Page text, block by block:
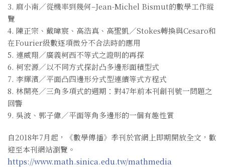
3. 麻小南／從機率到幾何–Jean-Michel Bismut的數學工作縱
覽
4. 陳正宗、戴暐宸、高浩真、高聖凱／Stokes轉換與Cesaro和
在Fourier級數逐項微分不合法時的應用
5. 連威翔／廣義柯西不等式之證明的再探
6. 柯宏源／以不同方式探討凸多邊形面積型式
7. 李輝濱／平面凸四邊形分式型連續等式方程式
8. 林開亮／三角多項式的週期：對47年前本刊創刊號一問題之
回響
9. 吳波、郭子偉／平面等角多邊形的一個有趣性質
自2018年7月起，《數學傳播》季刊於官網上即期開放全文，歡
迎至本刊網站瀏覽。
https://www.math.sinica.edu.tw/mathmedia